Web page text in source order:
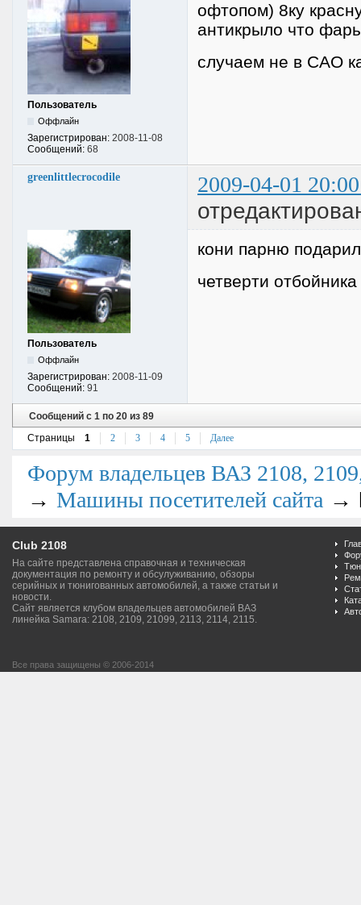
Пользователь
Оффлайн
Зарегистрирован: 2008-11-08
Сообщений: 68
офтопом) 8ку
антикрыло что
случаем не в САО
greenlittlecrocodile 2009-04-01
Пользователь
Оффлайн
Зарегистрирован: 2008-11-09
Сообщений: 91
кони парню
четверти
Сообщений с 1 по 20 из 89
Страницы
1 2 3 4 5 Далее
Форум владельцев ВАЗ 2108,
→ Машины посетителей сайта →
Club 2108
На сайте представлена справочная и техническая
документация по ремонту и обсулуживанию, обзоры
серийных и тюнигованных автомобилей, а также статьи и
новости.
Сайт является клубом владельцев автомобилей ВАЗ
линейка Samara: 2108, 2109, 21099, 2113, 2114, 2115.
Все права защищены © 2006-2014